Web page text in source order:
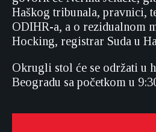
Haškog tribunala, pravnici,
ODIHR-a, a o rezidualnom
Hocking, registrar Suda u
Okrugli stol će se održati u
Beogradu sa početkom u